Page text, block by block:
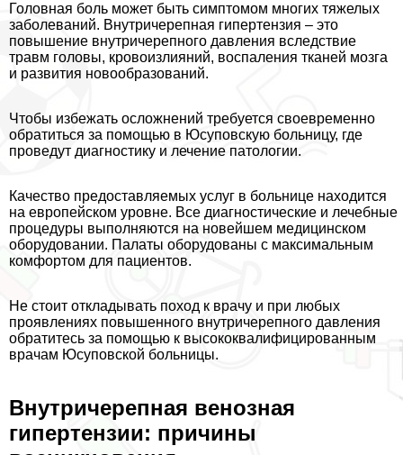
Головная боль может быть симптомом многих тяжелых
заболеваний. Внутричерепная гипертензия – это
повышение внутричерепного давления вследствие
травм головы, кровоизлияний, воспаления тканей мозга
и развития новообразований.
Чтобы избежать осложнений требуется своевременно
обратиться за помощью в Юсуповскую больницу, где
проведут диагностику и лечение патологии.
Качество предоставляемых услуг в больнице находится
на европейском уровне. Все диагностические и лечебные
процедуры выполняются на новейшем медицинском
оборудовании. Палаты оборудованы с максимальным
комфортом для пациентов.
Не стоит откладывать поход к врачу и при любых
проявлениях повышенного внутричерепного давления
обратитесь за помощью к высококвалифицированным
врачам Юсуповской больницы.
Внутричерепная венозная
гипертензии: причины